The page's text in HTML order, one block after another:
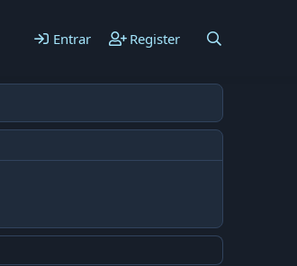
Entrar Register